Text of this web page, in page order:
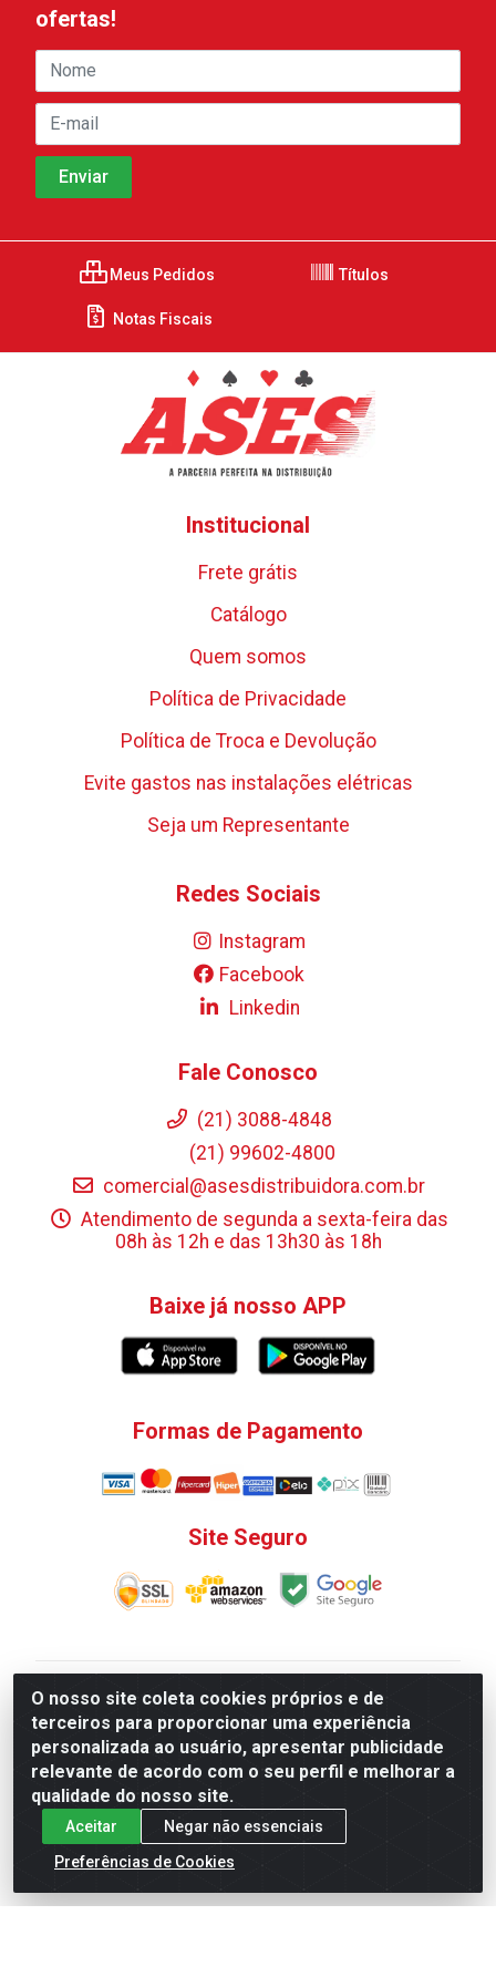
O nosso site coleta cookies próprios e de
terceiros para proporcionar uma experiência
personalizada ao usuário, apresentar publicidade
relevante de acordo com o seu perfil e melhorar a
qualidade do nosso site.
Aceitar
Negar não essenciais
Preferências de Cookies
ofertas!
Meus Pedidos Títulos
Notas Fiscais
Institucional
Frete grátis
Catálogo
Quem somos
Política de Privacidade
Política de Troca e Devolução
Evite gastos nas instalações elétricas
Seja um Representante
Redes Sociais
Instagram
Facebook
Linkedin
Fale Conosco
(21) 3088-4848
(21) 99602-4800
comercial@asesdistribuidora.com.br
Atendimento de segunda a sexta-feira das
08h às 12h e das 13h30 às 18h
Baixe já nosso APP
Formas de Pagamento
Site Seguro
V. C. Ferragens LTDA - Rua do Matoso, 132 - Praça da
Bandeira, Rio de Janeiro/ RJ - CEP 20.270-135 - CNPJ
12.324.723/0001-25
Todas as regras de promoções, descontos, preços e
prazos de pagamento e entrega expostos aqui são
válidos apenas para compras via internet. Preços e
estoque sujeito a alterações sem aviso prévio.